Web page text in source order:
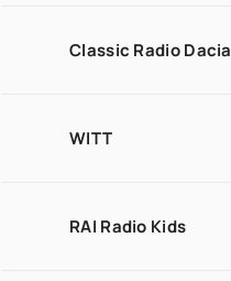
Classic Radio Dacia
WITT
RAI Radio Kids